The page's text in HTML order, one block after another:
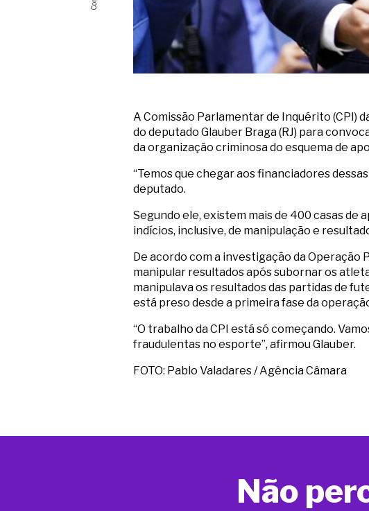
A Comissão Parlamentar de Inquérito (CPI)
do deputado Glauber Braga (RJ) para
da organização criminosa do esquema de
“Temos que chegar aos financiadores
deputado.
Segundo ele, existem mais de 400 casas de
indícios, inclusive, de manipulação e
De acordo com a investigação da Operação
manipular resultados após subornar os
manipulava os resultados das partidas de
está preso desde a primeira fase da
“O trabalho da CPI está só começando.
fraudulentas no esporte”, afirmou Glauber.
FOTO: Pablo Valadares / Agência Câmara
Não